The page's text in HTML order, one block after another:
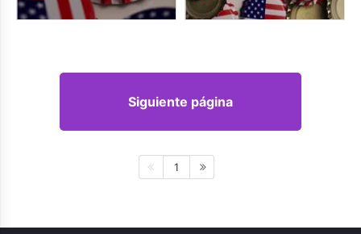
Siguiente página
1